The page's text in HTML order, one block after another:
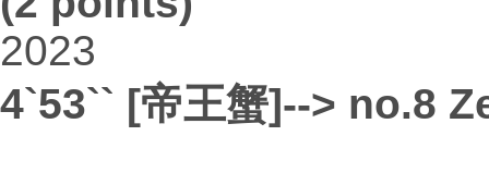
2023
4`53`` [帝王蟹]--> no.8